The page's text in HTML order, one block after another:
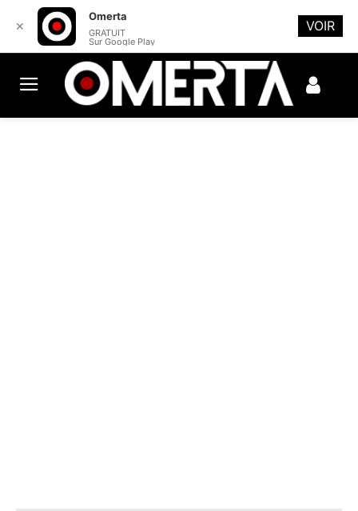
✕
Omerta
GRATUIT
Sur Google Play
VOIR